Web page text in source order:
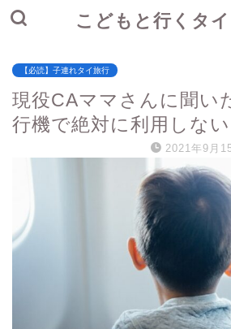
こどもと行くタ
【必読】子連れタイ旅行
現役CAママさんに聞い
行機で絶対に利用しない
2021年9月